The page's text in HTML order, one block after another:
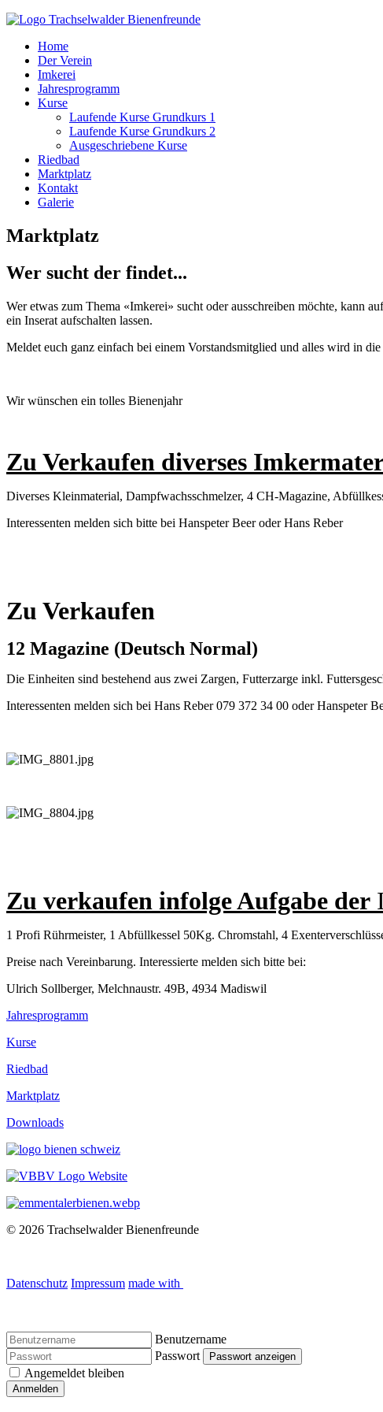
Home
Der Verein
Imkerei
Jahresprogramm
Kurse
Laufende Kurse Grundkurs 1
Laufende Kurse Grundkurs 2
Ausgeschriebene Kurse
Riedbad
Marktplatz
Kontakt
Galerie
Marktplatz
Wer sucht der findet...
Wer etwas zum Thema «Imkerei» sucht oder ausschreiben möchte, kann
ein Inserat aufschalten lassen.
Meldet euch ganz einfach bei einem Vorstandsmitglied und alles wird in die
Wir wünschen ein tolles Bienenjahr
Zu Verkaufen diverses
Diverses Kleinmaterial, Dampfwachsschmelzer, 4 CH-Magazine,
Interessenten melden sich bitte bei Hanspeter Beer oder Hans Reber
Zu Verkaufen
12 Magazine (Deutsch Normal)
Die Einheiten sind bestehend aus zwei Zargen, Futterzarge inkl.
Interessenten melden sich bei Hans Reber 079 372 34 00 oder Hanspeter
Zu verkaufen infolge Aufgabe der
1 Profi Rührmeister, 1 Abfüllkessel 50Kg. Chromstahl, 4
Preise nach Vereinbarung. Interessierte melden sich bitte bei:
Ulrich Sollberger, Melchnaustr. 49B, 4934 Madiswil
Jahresprogramm
Kurse
Riedbad
Marktplatz
Downloads
© 2026 Trachselwalder Bienenfreunde
Datenschutz Impressum made with
Benutzername
Passwort
Passwort anzeigen
Angemeldet bleiben
Anmelden